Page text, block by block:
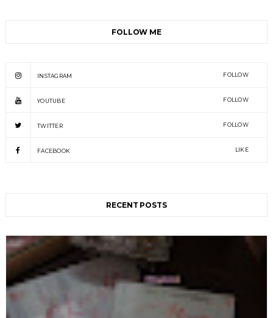
FOLLOW ME
INSTAGRAM FOLLOW
YOUTUBE FOLLOW
TWITTER FOLLOW
FACEBOOK LIKE
RECENT POSTS